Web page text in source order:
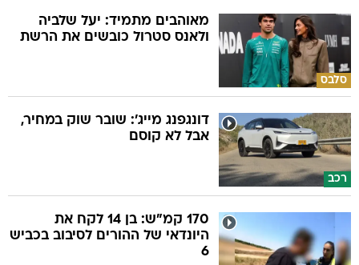
סלבס
מאוהבים מתמיד: יעל שלביה
ולאנס סטרול כובשים את הרשת
רכב
דונגפנג מייג': שובר שוק במחיר,
אבל לא קוסם
170 קמ"ש: בן 14 לקח את
היונדאי של ההורים לסיבוב בכביש
6